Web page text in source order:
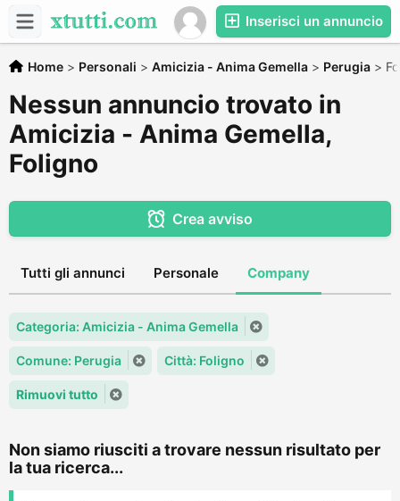
Inserisci un annuncio
Home > Personali > Amicizia - Anima Gemella > Perugia >
Nessun annuncio trovato in
Amicizia - Anima Gemella,
Foligno
Crea avviso
Tutti gli annunci Personale Company
Categoria: Amicizia - Anima Gemella
Comune: Perugia Città: Foligno
Rimuovi tutto
Non siamo riusciti a trovare nessun risultato per
la tua ricerca...